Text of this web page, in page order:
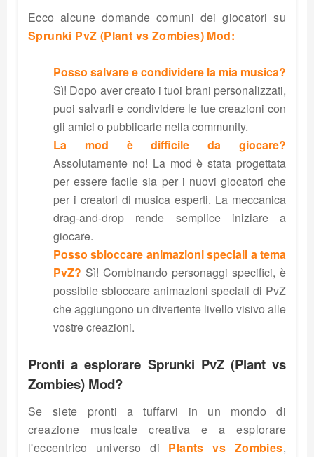
Ecco alcune domande comuni dei giocatori su
Sprunki PvZ (Plant vs Zombies) Mod:
Posso salvare e condividere la mia musica?
Sì! Dopo aver creato i tuoi brani personalizzati,
puoi salvarli e condividere le tue creazioni con
gli amici o pubblicarle nella community.
La mod è difficile da giocare?
Assolutamente no! La mod è stata progettata
per essere facile sia per i nuovi giocatori che
per i creatori di musica esperti. La meccanica
drag-and-drop rende semplice iniziare a
giocare.
Posso sbloccare animazioni speciali a tema
PvZ? Sì! Combinando personaggi specifici, è
possibile sbloccare animazioni speciali di PvZ
che aggiungono un divertente livello visivo alle
vostre creazioni.
Pronti a esplorare Sprunki PvZ (Plant vs
Zombies) Mod?
Se siete pronti a tuffarvi in un mondo di
creazione musicale creativa e a esplorare
l'eccentrico universo di Plants vs Zombies,